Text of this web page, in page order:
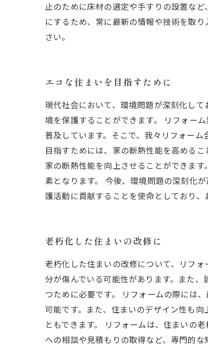
止のために床材の選定や手すりの設置な
にするため、常に最新の情報や技術を取
さい。
エコな住まいを目指すために
現代社会において、環境問題が深刻化し
境を保護することができます。 リフォー
普及しています。そこで、我々リフォー
目指すためには、家の断熱性能を高める
家の断熱性能を向上させることができま
素となります。 今後、環境問題の深刻化
護活動に貢献することを使命としており
老朽化した住まいの改修に
老朽化した住まいの改修について、リフ
分が傷んでいる可能性があります。また
つために必要です。 リフォームの際には
可能です。また、住まいのデザイン性も
ともできます。 リフォームは、住まいの
への相談や見積もりの取得など、専門的な